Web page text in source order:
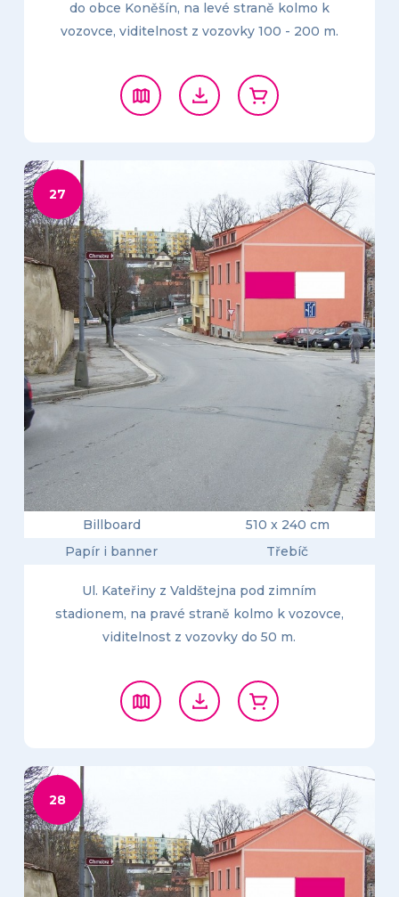
do obce Koněšín, na levé straně kolmo k
vozovce, viditelnost z vozovky 100 - 200 m.
27
Billboard
510 x 240 cm
Papír i banner
Třebíč
Ul. Kateřiny z Valdštejna pod zimním
stadionem, na pravé straně kolmo k vozovce,
viditelnost z vozovky do 50 m.
28